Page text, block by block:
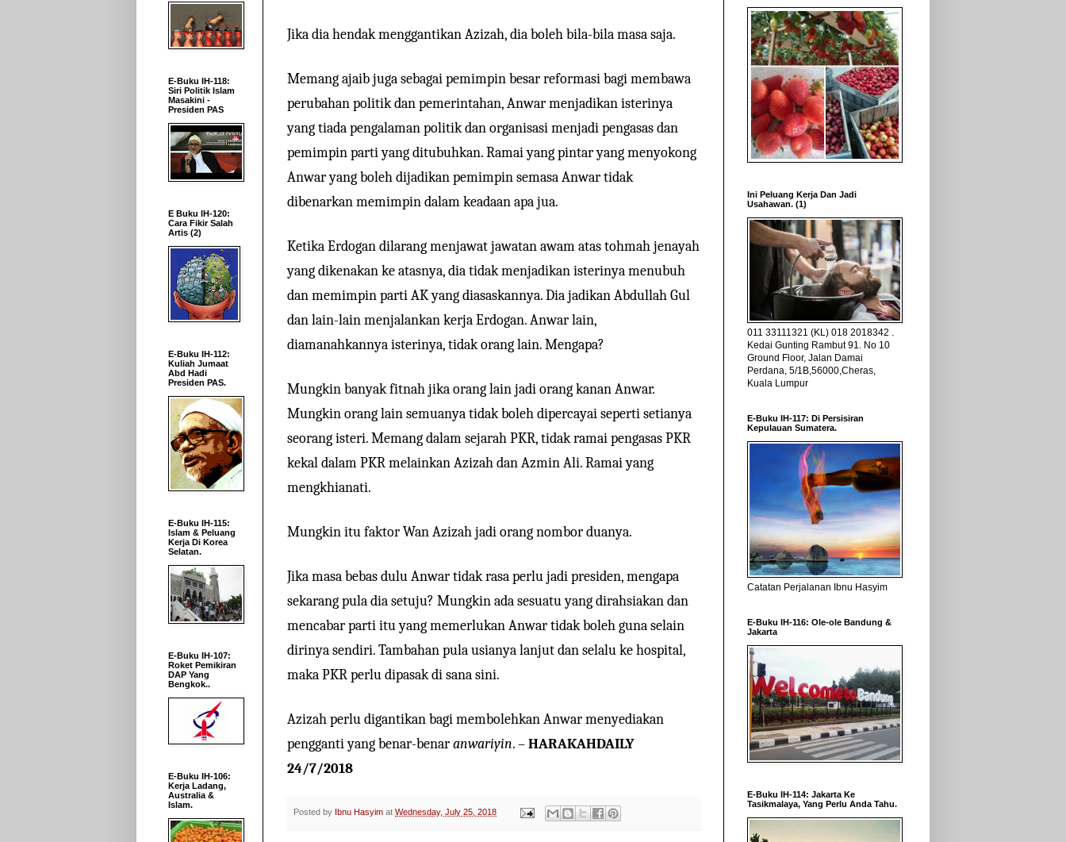
Jika dia hendak menggantikan Azizah, dia boleh bila-bila masa saja.
Memang ajaib juga sebagai pemimpin besar reformasi bagi membawa
perubahan politik dan pemerintahan, Anwar menjadikan isterinya
yang tiada pengalaman politik dan organisasi menjadi pengasas dan
pemimpin parti yang ditubuhkan. Ramai yang pintar yang menyokong
Anwar yang boleh dijadikan pemimpin semasa Anwar tidak
dibenarkan memimpin dalam keadaan apa jua.
Ketika Erdogan dilarang menjawat jawatan awam atas tohmah jenayah
yang dikenakan ke atasnya, dia tidak menjadikan isterinya menubuh
dan memimpin parti AK yang diasaskannya. Dia jadikan Abdullah Gul
dan lain-lain menjalankan kerja Erdogan. Anwar lain,
diamanahkannya isterinya, tidak orang lain. Mengapa?
Mungkin banyak fitnah jika orang lain jadi orang kanan Anwar.
Mungkin orang lain semuanya tidak boleh dipercayai seperti setianya
seorang isteri. Memang dalam sejarah PKR, tidak ramai pengasas PKR
kekal dalam PKR melainkan Azizah dan Azmin Ali. Ramai yang
mengkhianati.
Mungkin itu faktor Wan Azizah jadi orang nombor duanya.
Jika masa bebas dulu Anwar tidak rasa perlu jadi presiden, mengapa
sekarang pula dia setuju? Mungkin ada sesuatu yang dirahsiakan dan
mencabar parti itu yang memerlukan Anwar tidak boleh guna selain
dirinya sendiri. Tambahan pula usianya lanjut dan selalu ke hospital,
maka PKR perlu dipasak di sana sini.
Azizah perlu digantikan bagi membolehkan Anwar menyediakan
pengganti yang benar-benaranwariyin. –HARAKAHDAILY
24/7/2018
Posted by Ibnu Hasyim at Wednesday, July 25, 2018
E-Buku IH-118:
Siri Politik Islam
Masakini -
Presiden PAS
E Buku IH-120:
Cara Fikir Salah
Artis (2)
E-Buku IH-112:
Kuliah Jumaat
Abd Hadi
Presiden PAS.
E-Buku IH-115:
Islam & Peluang
Kerja Di Korea
Selatan.
E-Buku IH-107:
Roket Pemikiran
DAP Yang
Bengkok..
E-Buku IH-106:
Kerja Ladang,
Australia &
Islam.
Ini Peluang Kerja Dan Jadi
Usahawan. (1)
011 33111321 (KL) 018 2018342 .
Kedai Gunting Rambut 91. No 10
Ground Floor, Jalan Damai
Perdana, 5/1B,56000,Cheras,
Kuala Lumpur
E-Buku IH-117: Di Persisiran
Kepulauan Sumatera.
Catatan Perjalanan Ibnu Hasyim
E-Buku IH-116: Ole-ole Bandung &
Jakarta
E-Buku IH-114: Jakarta Ke
Tasikmalaya, Yang Perlu Anda Tahu.